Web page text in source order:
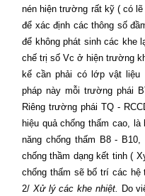
nén hiện trường rất kỹ ( có
để xác định các thông số
để không phát sinh các khe
chế trị số Vc ở hiện trường
kế cần phải có lớp vật
pháp này mỗi trường phái
Riêng trường phái TQ -
hiệu quả chống thấm cao,
năng chống thấm B8 -
chống thầm dạng kết tinh (
chống thấm sẽ bố trí các hệ
2/ Xử lý các khe nhiệt. Do